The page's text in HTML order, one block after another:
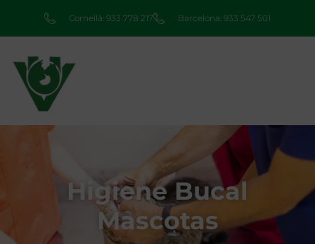
Cornellà: 933 778 217 Barcelona: 933 547 501
Higiene Bucal
Mascotas